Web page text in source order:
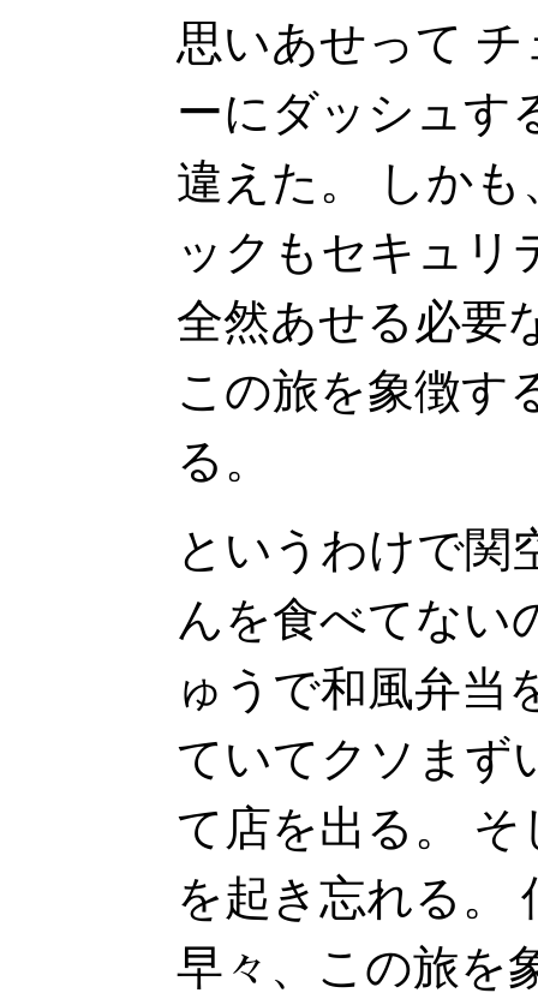
思いあせって
ーにダッシュす
違えた。 しか
ックもセキュリ
全然あせる必要
この旅を象徴す
る。
というわけで関
んを食べてない
ゅうで和風弁当
ていてクソまず
て店を出る。
を起き忘れる。
早々、この旅を